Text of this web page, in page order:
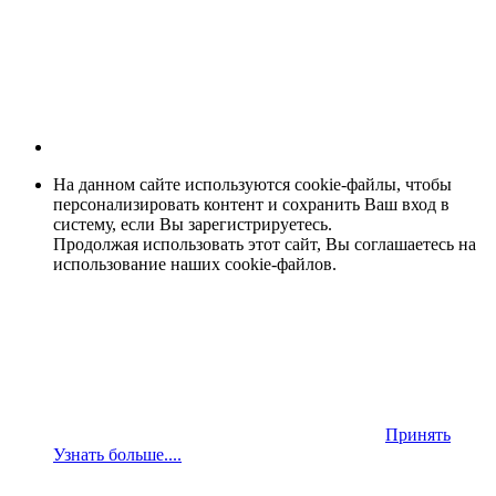
На данном сайте используются cookie-файлы, чтобы
персонализировать контент и сохранить Ваш вход в
систему, если Вы зарегистрируетесь.
Продолжая использовать этот сайт, Вы соглашаетесь на
использование наших cookie-файлов.
Принять
Узнать больше....